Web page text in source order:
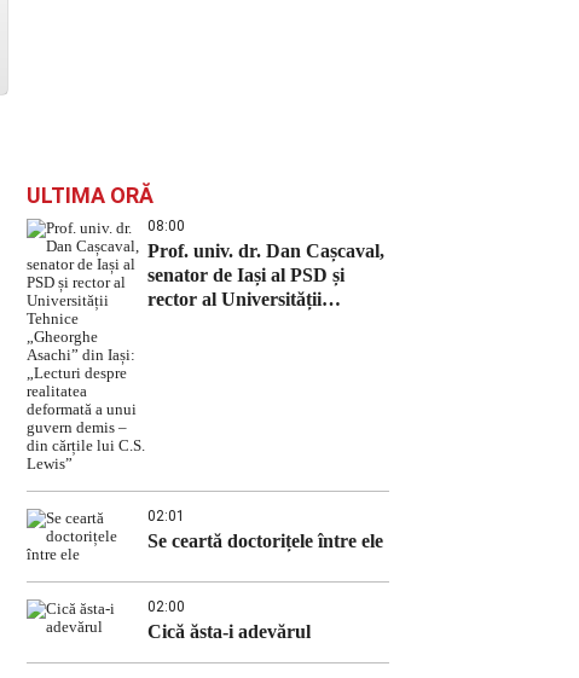
ULTIMA ORĂ
08:00
Prof. univ. dr. Dan Cașcaval,
senator de Iași al PSD și
rector al Universității
02:01
Se ceartă doctorițele între ele
02:00
Cică ăsta-i adevărul